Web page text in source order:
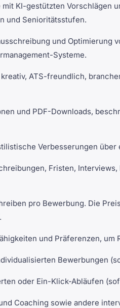
KI-gestützten Vorschlägen
und Senioritätsstufen.
und Optimierung
Systeme.
ATS-freundlich,
und PDF-Downloads,
Verbesserungen
Fristen,
pro Bewerbung. Die
und Präferenzen, um
Bewerbungen
oder Ein-Klick-Abläufen
Coaching sowie andere